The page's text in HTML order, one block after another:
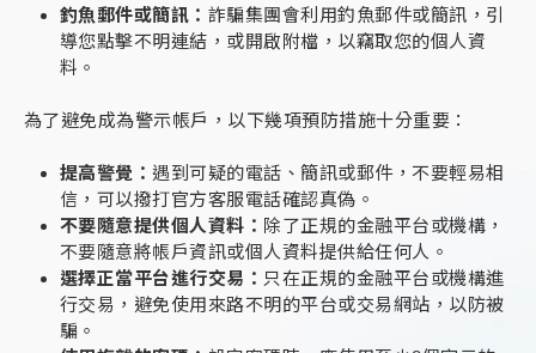
釣魚郵件或簡訊： 詐騙集團會利用釣魚郵件或簡訊，引
導您點擊不明連結，或開啟附檔，以竊取您的個人資
料。
為了避免成為警示帳戶，以下幾項預防措施十分重要：
提高警覺：遇到可疑的電話、簡訊或郵件，不要輕易相
信，可以撥打官方客服電話確認真偽。
不要隨意提供個人資料： 除了正規的金融平台或機構，
不要隨意將帳戶資訊或個人資料提供給任何人。
選擇正當平台進行交易： 只在正規的金融平台或機構進
行交易，避免使用來路不明的平台或交易網站，以防被
騙。